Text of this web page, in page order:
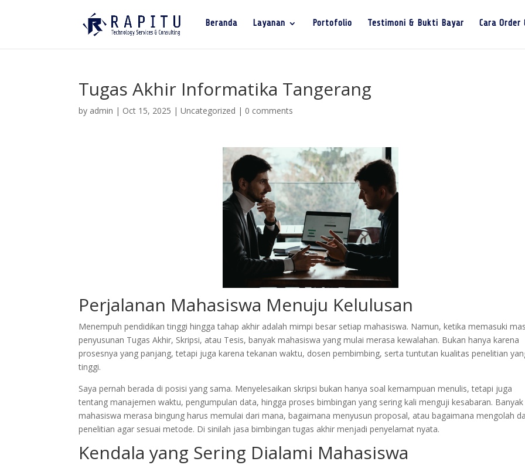
Beranda Layanan Portofolio Testimoni & Bukti Bayar Cara Order
Tugas Akhir Informatika Tangerang
by admin | Oct 15, 2025 |Uncategorized | 0 comments
Perjalanan Mahasiswa Menuju Kelulusan
Menempuh pendidikan tinggi hingga tahap akhir adalah mimpi besar setiap mahasiswa. Namun, ketika memasuki
penyusunan Tugas Akhir, Skripsi, atau Tesis, banyak mahasiswa yang mulai merasa kewalahan. Bukan hanya karena
prosesnya yang panjang, tetapi juga karena tekanan waktu, dosen pembimbing, serta tuntutan kualitas penelitian
tinggi.
Saya pernah berada di posisi yang sama. Menyelesaikan skripsi bukan hanya soal kemampuan menulis, tetapi juga
tentang manajemen waktu, pengumpulan data, hingga proses bimbingan yang sering kali menguji kesabaran. Banyak
mahasiswa merasa bingung harus memulai dari mana, bagaimana menyusun proposal, atau bagaimana mengolah
penelitian agar sesuai metode. Di sinilah jasa bimbingan tugas akhir menjadi penyelamat nyata.
Kendala yang Sering Dialami Mahasiswa